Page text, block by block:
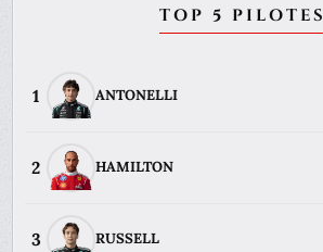
TOP 5 PILOTES
1 ANTONELLI
2 HAMILTON
3 RUSSELL